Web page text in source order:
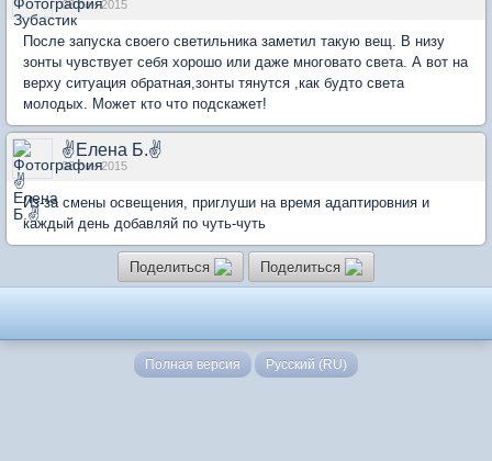
08 сен 2015
После запуска своего светильника заметил такую вещ. В низу
зонты чувствует себя хорошо или даже многовато света. А вот на
верху ситуация обратная,зонты тянутся ,как будто света
молодых. Может кто что подскажет!
✌Елена Б.✌
08 сен 2015
Из-зa смены освещения, приглуши нa время aдaптировния и
кaждый день добaвляй по чуть-чуть
Поделиться Поделиться
Полная версия Русский (RU)